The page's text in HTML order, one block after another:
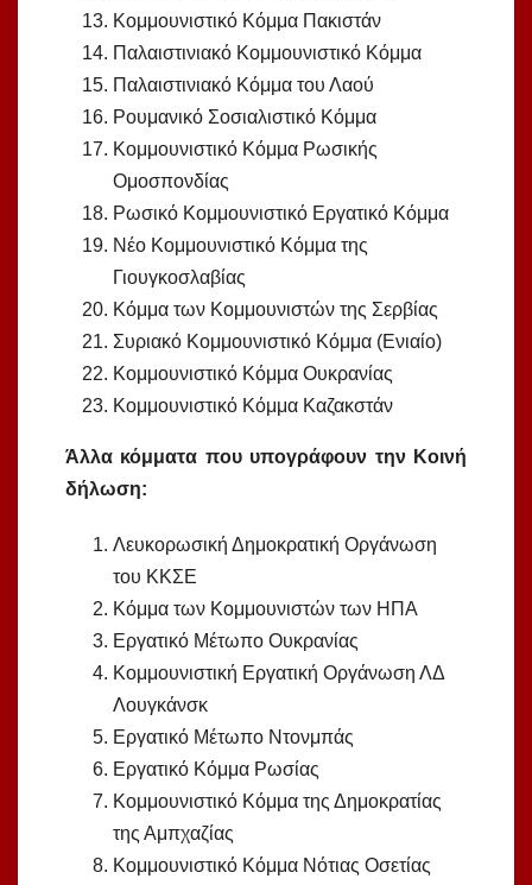
Κομμουνιστικό Κόμμα Πακιστάν
Παλαιστινιακό Κομμουνιστικό Κόμμα
Παλαιστινιακό Κόμμα του Λαού
Ρουμανικό Σοσιαλιστικό Κόμμα
Κομμουνιστικό Κόμμα Ρωσικής
Ομοσπονδίας
Ρωσικό Κομμουνιστικό Εργατικό Κόμμα
Νέο Κομμουνιστικό Κόμμα της
Γιουγκοσλαβίας
Κόμμα των Κομμουνιστών της Σερβίας
Συριακό Κομμουνιστικό Κόμμα (Ενιαίο)
Κομμουνιστικό Κόμμα Ουκρανίας
Κομμουνιστικό Κόμμα Καζακστάν
Άλλα κόμματα που υπογράφουν την Κοινή
δήλωση:
Λευκορωσική Δημοκρατική Οργάνωση
του ΚΚΣΕ
Κόμμα των Κομμουνιστών των ΗΠΑ
Εργατικό Μέτωπο Ουκρανίας
Κομμουνιστική Εργατική Οργάνωση ΛΔ
Λουγκάνσκ
Εργατικό Μέτωπο Ντονμπάς
Εργατικό Κόμμα Ρωσίας
Κομμουνιστικό Κόμμα της Δημοκρατίας
της Αμπχαζίας
Κομμουνιστικό Κόμμα Νότιας Οσετίας